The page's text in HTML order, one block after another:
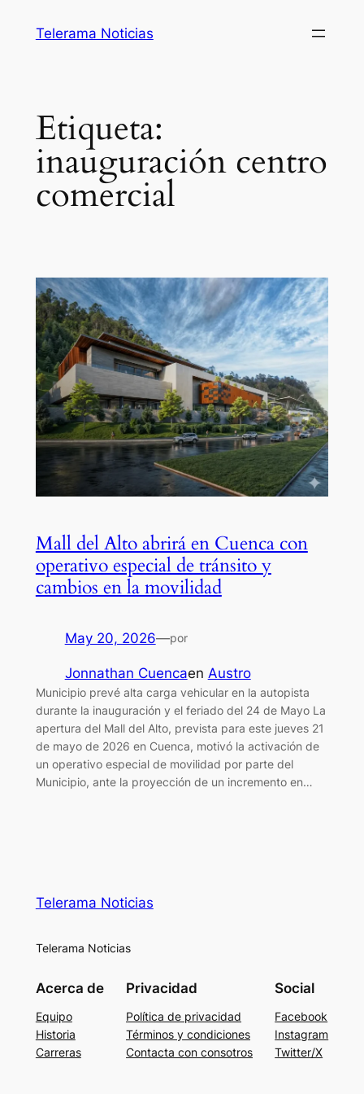
Telerama Noticias
Etiqueta:
inauguración centro
comercial
Mall del Alto abrirá en Cuenca con
operativo especial de tránsito y
cambios en la movilidad
May 20, 2026—por
Jonnathan Cuencaen Austro
Municipio prevé alta carga vehicular en la autopista
durante la inauguración y el feriado del 24 de Mayo La
apertura del Mall del Alto, prevista para este jueves 21
de mayo de 2026 en Cuenca, motivó la activación de
un operativo especial de movilidad por parte del
Municipio, ante la proyección de un incremento en…
Telerama Noticias
Telerama Noticias
Acerca de
Equipo
Historia
Carreras
Privacidad
Política de privacidad
Términos y condiciones
Contacta con consotros
Social
Facebook
Instagram
Twitter/X